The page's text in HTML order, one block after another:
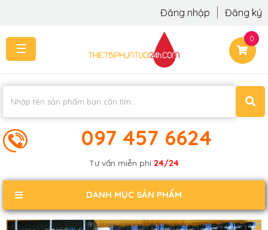
Đăng nhập Đăng ký
097 457 6624
Tư vấn miễn phí 24/24
DANH MỤC SẢN PHẨM
0
-
LẮP
HỒI
☰